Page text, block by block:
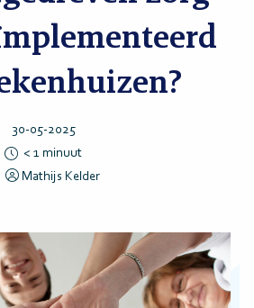
30-05-2025
< 1 minuut
Mathijs Kelder